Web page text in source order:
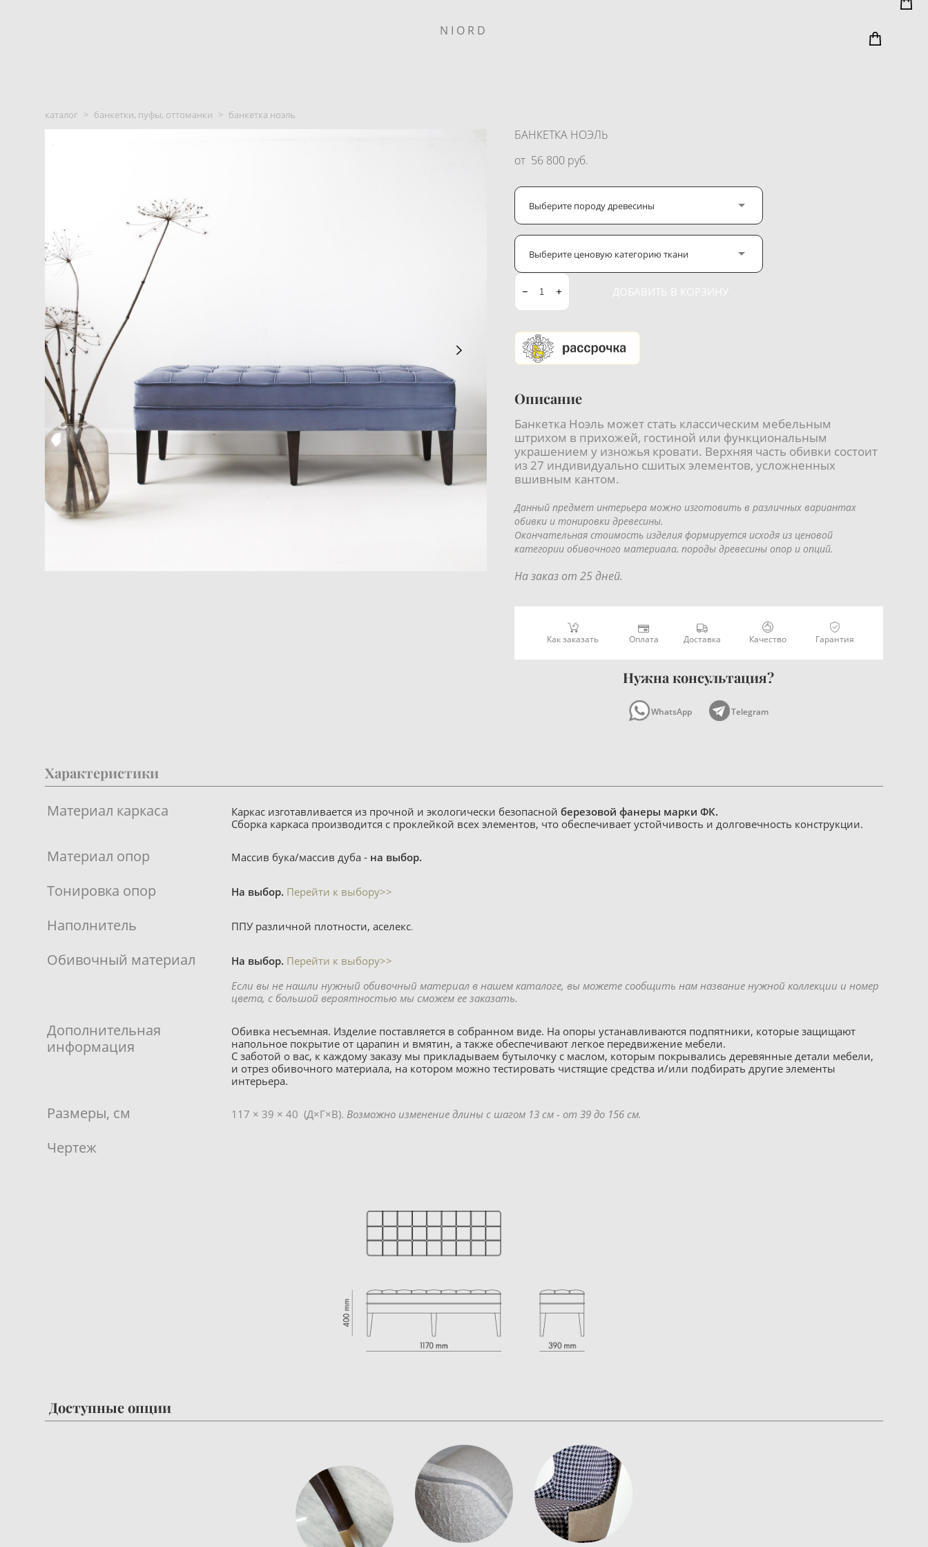
NIORD
каталог > банкетки, пуфы, оттоманки > банкетка ноэль
БАНКЕТКА НОЭЛЬ
от 56 800 pуб.
Выберите породу древесины
Выберите ценовую категорию ткани
ДОБАВИТЬ В КОРЗИНУ
Описание
Банкетка Ноэль может стать классическим мебельным
штрихом в прихожей, гостиной или функциональным
украшением у изножья кровати. Верхняя часть обивки состоит
из 27 индивидуально сшитых элементов, усложненных
вшивным кантом.
Данный предмет интерьера можно изготовить в различных вариантах
обивки и тонировки древесины.
Окончательная стоимость изделия формируется исходя из ценовой
категории обивочного материала, породы древесины опор и опций.
На заказ от 25 дней.
Как заказать Оплата Доставка Качество Гарантия
Нужна консультация?
WhatsApp Telegram
Характеристики
Материал каркаса Каркас изготавливается из прочной и экологически безопасной березовой фанеры марки ФК.
Сборка каркаса производится с проклейкой всех элементов, что обеспечивает устойчивость и долговечность конструкции.
Материал опор Массив бука/массив дуба - на выбор.
Тонировка опор На выбор. Перейти к выбору>>
Наполнитель ППУ различной плотности, аселекс.
Обивочный материал На выбор. Перейти к выбору>>
Если вы не нашли нужный обивочный материал в нашем каталоге, вы можете сообщить нам название нужной коллекции и номер
цвета, с большой вероятностью мы сможем ее заказать.
Дополнительная
информация
Обивка несъемная. Изделие поставляется в собранном виде. На опоры устанавливаются подпятники, которые защищают
напольное покрытие от царапин и вмятин, а также обеспечивают легкое передвижение мебели.
С заботой о вас, к каждому заказу мы прикладываем бутылочку с маслом, которым покрывались деревянные детали мебели,
и отрез обивочного материала, на котором можно тестировать чистящие средства и/или подбирать другие элементы
интерьера.
Размеры, см 117 × 39 × 40 (Д×Г×В). Возможно изменение длины с шагом 13 см - от 39 до 156 см.
Чертеж
Доступные опции